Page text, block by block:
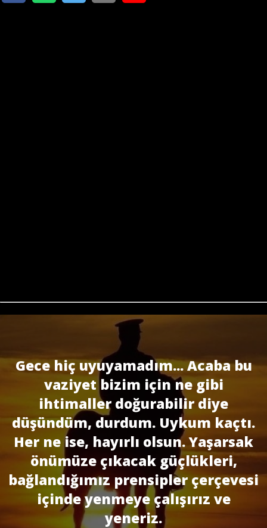
Gece hiç uyuyamadım... Acaba bu
vaziyet bizim için ne gi­bi
ihtimaller doğurabilir diye
düşündüm, durdum. Uykum kaçtı.
Her ne ise, hayır­lı olsun. Yaşarsak
önümüze çıkacak güçlükleri,
bağlandığımız prensipler çerçevesi
içinde yenmeye çalışırız ve
yeneriz.